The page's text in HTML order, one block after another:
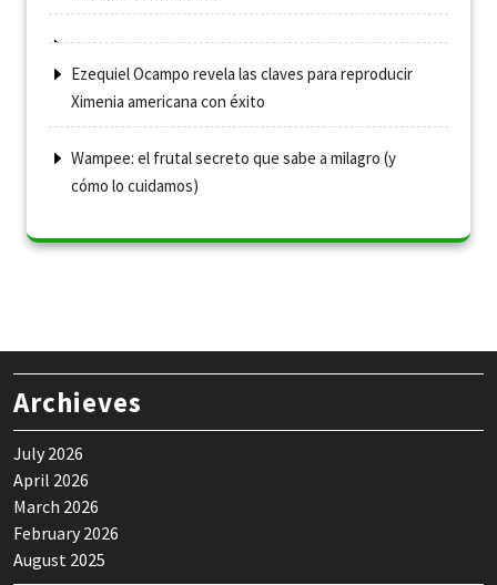
Ezequiel Ocampo revela las claves para reproducir
Ximenia americana con éxito
Wampee: el frutal secreto que sabe a milagro (y
cómo lo cuidamos)
Archieves
July 2026
April 2026
March 2026
February 2026
August 2025